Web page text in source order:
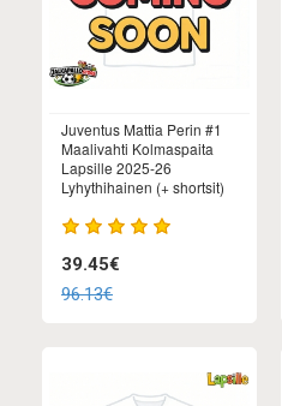
Juventus Mattia Perin #1
Maalivahti Kolmaspaita
Lapsille 2025-26
Lyhythihainen (+ shortsit)
39.45€
96.13€